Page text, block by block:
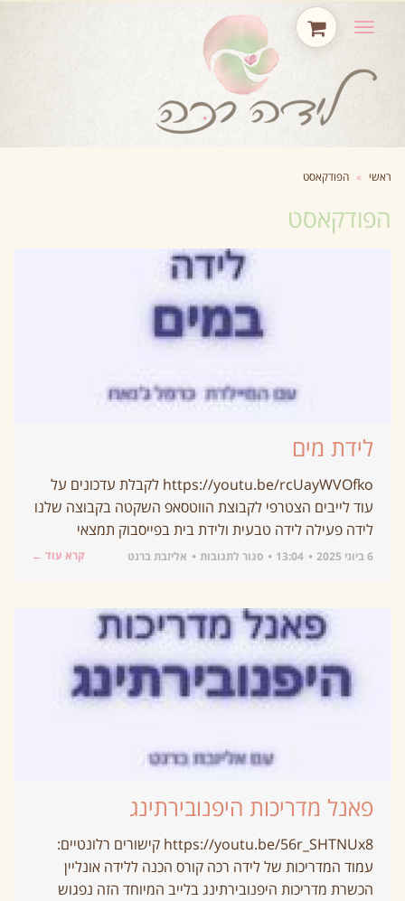
תפריט
ראשי » הפודקאסט
הפודקאסט
לידת מים
https://youtu.be/rcUayWVOfko לקבלת עדכונים על
עוד לייבים הצטרפי לקבוצת הווטסאפ השקטה בקבוצה שלנו
לידה פעילה לידה טבעית ולידת בית בפייסבוק תמצאי
6 ביוני 2025 13:04 סגור לתגובות אליזבת ברנט קרא עוד ←
פאנל מדריכות היפנובירתינג
https://youtu.be/56r_SHTNUx8 קישורים רלונטיים:
עמוד המדריכות של לידה רכה קורס הכנה ללידה אונליין
הכשרת מדריכות היפנובירתינג בלייב המיוחד הזה נפגוש